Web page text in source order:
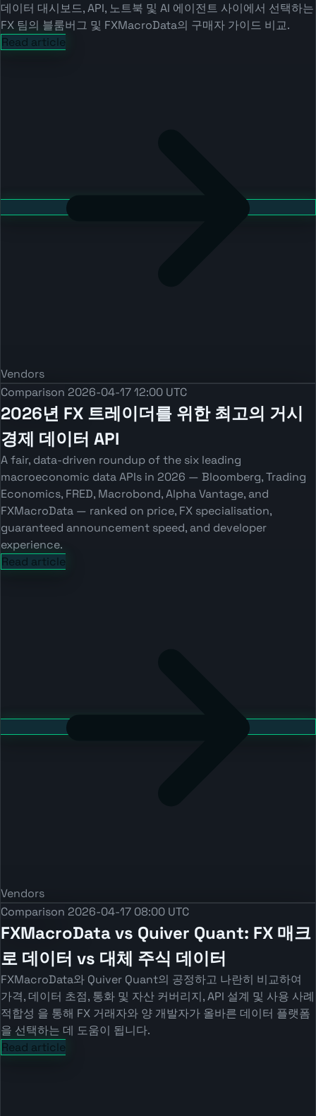
데이터 대시보드, API, 노트북 및 AI 에이전트 사이에서 선택하는
FX 팀의 블룸버그 및 FXMacroData의 구매자 가이드 비교.
Read article
Vendors
Comparison 2026-04-17 12:00 UTC
2026년 FX 트레이더를 위한 최고의 거시
경제 데이터 API
A fair, data-driven roundup of the six leading
macroeconomic data APIs in 2026 — Bloomberg, Trading
Economics, FRED, Macrobond, Alpha Vantage, and
FXMacroData — ranked on price, FX specialisation,
guaranteed announcement speed, and developer
experience.
Read article
Vendors
Comparison 2026-04-17 08:00 UTC
FXMacroData vs Quiver Quant: FX 매크
로 데이터 vs 대체 주식 데이터
FXMacroData와 Quiver Quant의 공정하고 나란히 비교하여
가격, 데이터 초점, 통화 및 자산 커버리지, API 설계 및 사용 사례
적합성 을 통해 FX 거래자와 양 개발자가 올바른 데이터 플랫폼
을 선택하는 데 도움이 됩니다.
Read article